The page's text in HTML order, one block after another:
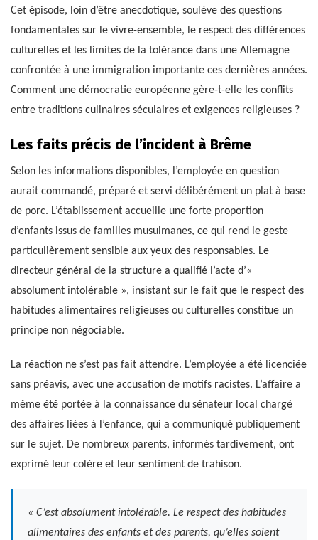
Cet épisode, loin d’être anecdotique, soulève des questions
fondamentales sur le vivre-ensemble, le respect des différences
culturelles et les limites de la tolérance dans une Allemagne
confrontée à une immigration importante ces dernières années.
Comment une démocratie européenne gère-t-elle les conflits
entre traditions culinaires séculaires et exigences religieuses ?
Les faits précis de l’incident à Brême
Selon les informations disponibles, l’employée en question
aurait commandé, préparé et servi délibérément un plat à base
de porc. L’établissement accueille une forte proportion
d’enfants issus de familles musulmanes, ce qui rend le geste
particulièrement sensible aux yeux des responsables. Le
directeur général de la structure a qualifié l’acte d’«
absolument intolérable », insistant sur le fait que le respect des
habitudes alimentaires religieuses ou culturelles constitue un
principe non négociable.
La réaction ne s’est pas fait attendre. L’employée a été licenciée
sans préavis, avec une accusation de motifs racistes. L’affaire a
même été portée à la connaissance du sénateur local chargé
des affaires liées à l’enfance, qui a communiqué publiquement
sur le sujet. De nombreux parents, informés tardivement, ont
exprimé leur colère et leur sentiment de trahison.
« C’est absolument intolérable. Le respect des habitudes
alimentaires des enfants et des parents, qu’elles soient